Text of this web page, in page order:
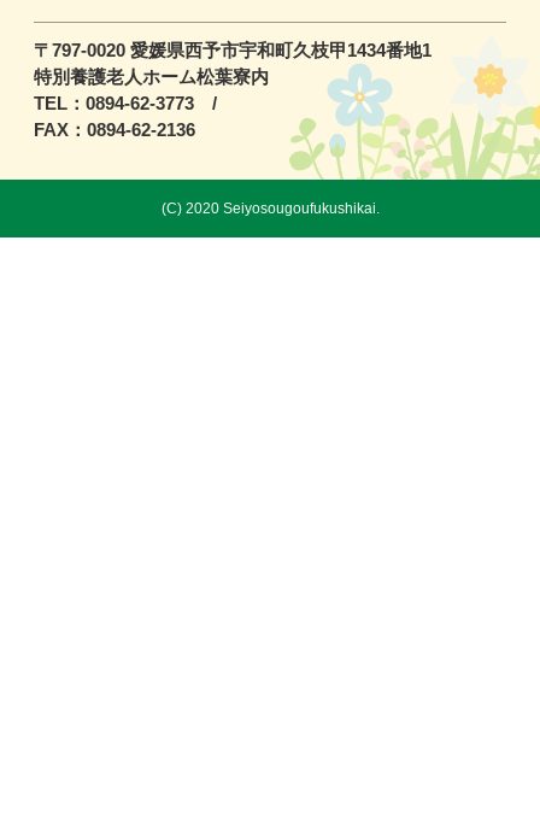
〒797-0020 愛媛県西予市宇和町久枝甲1434番地1
特別養護老人ホーム松葉寮内
TEL：0894-62-3773 /
FAX：0894-62-2136
(C) 2020 Seiyosougoufukushikai.